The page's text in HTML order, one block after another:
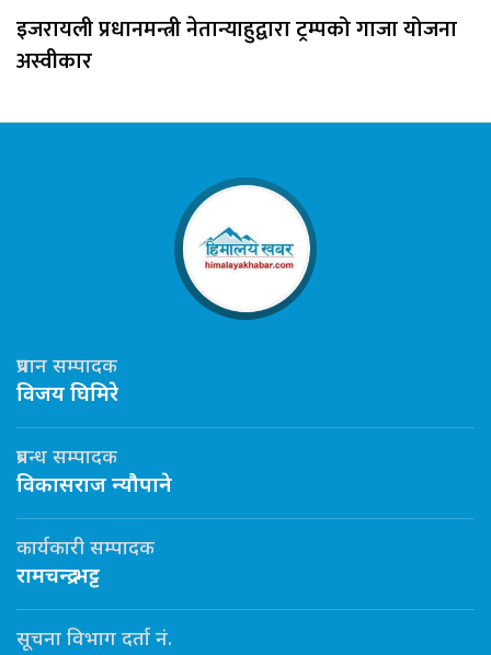
इजरायली प्रधानमन्त्री नेतान्याहुद्वारा ट्रम्पको गाजा योजना
अस्वीकार
प्रधान सम्पादक
विजय घिमिरे
प्रबन्ध सम्पादक
विकासराज न्यौपाने
कार्यकारी सम्पादक
रामचन्द्र भट्ट
सूचना विभाग दर्ता नं.